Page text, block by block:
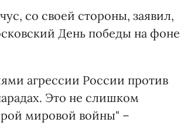
со своей стороны, заявил,
День победы на фоне
агрессии России против
Это не слишком
мировой войны" –